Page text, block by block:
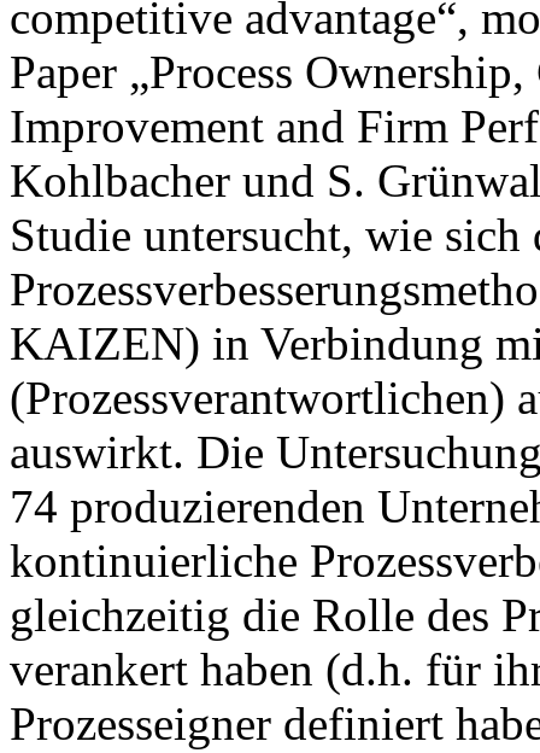
competitive advantage“,
Paper „Process
Improvement and Firm
Kohlbacher und S.
Studie untersucht, wie
KAIZEN) in Verbindung
(Prozessverantwortlichen)
auswirkt. Die
74 produzierenden
kontinuierliche
gleichzeitig die Rolle des
verankert haben (d.h. für
Prozesseigner definiert